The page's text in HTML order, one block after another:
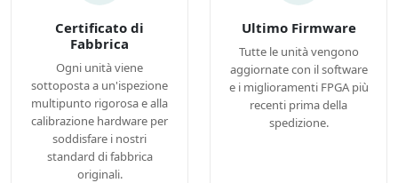
Certificato di
Fabbrica
Ogni unità viene
sottoposta a un'ispezione
multipunto rigorosa e alla
calibrazione hardware per
soddisfare i nostri
standard di fabbrica
originali.
Ultimo Firmware
Tutte le unità vengono
aggiornate con il software
e i miglioramenti FPGA più
recenti prima della
spedizione.